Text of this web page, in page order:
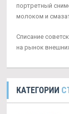
портретный
молоком и
Списание
на рынок
КАТЕГОРИИ